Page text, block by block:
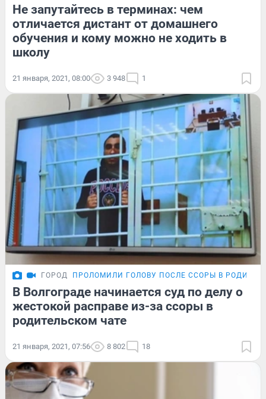
Не запутайтесь в терминах: чем
отличается дистант от домашнего
обучения и кому можно не ходить в
школу
21 января, 2021, 08:00 3 948 1
ГОРОД ПРОЛОМИЛИ ГОЛОВУ ПОСЛЕ ССОРЫ В
В Волгограде начинается суд по делу о
жестокой расправе из-за ссоры в
родительском чате
21 января, 2021, 07:56 8 802 18